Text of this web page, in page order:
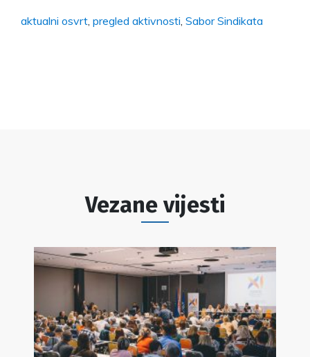
aktualni osvrt, pregled aktivnosti, Sabor Sindikata
Vezane vijesti